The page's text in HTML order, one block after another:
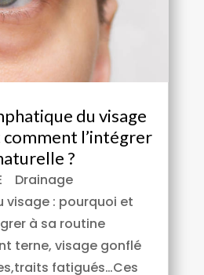
du visage
l’intégrer
?
Drainage
visage : pourquoi et
à sa routine
terne, visage gonflé
fatigués…Ces